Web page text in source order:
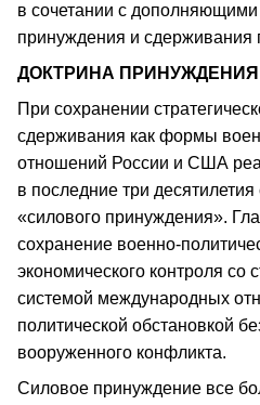
в сочетании с дополняющими
принуждения и сдерживания
ДОКТРИНА ПРИНУЖДЕНИЯ
При сохранении
сдерживания как формы
отношений России и США
в последние три десятилетия
«силового принуждения».
сохранение военно-
экономического контроля
системой международных
политической обстановкой
вооруженного конфликта.
Силовое принуждение все